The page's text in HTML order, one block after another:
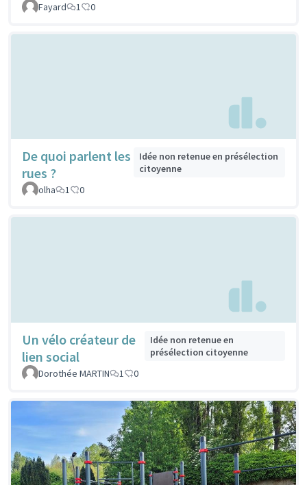
Fayard
1 0
De quoi parlent les
rues ?
Idée non retenue en présélection
citoyenne
olha
1 0
Un vélo créateur de
lien social
Idée non retenue en
présélection citoyenne
Dorothée MARTIN
1 0